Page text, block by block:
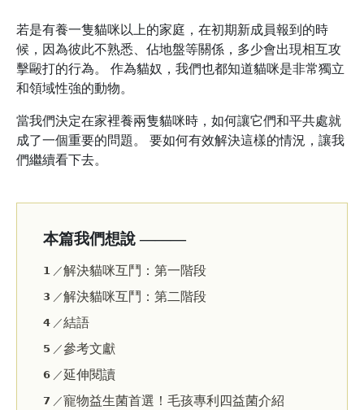
若是有養一隻貓咪以上的家庭，在初期新成員報到的時
候，因為彼此不熟悉、佔地盤等關係，多少會出現相互攻
擊毆打的行為。 作為貓奴，我們也都知道貓咪是非常獨立
和領域性強的動物。
當我們決定在家裡養兩隻貓咪時，如何讓它們和平共處就
成了一個重要的問題。 要如何有效解決這樣的情況，讓我
們繼續看下去。
本篇我們想說 ———
𝟭 ／解決貓咪互鬥：第一階段
𝟯 ／解決貓咪互鬥：第二階段
𝟰 ／結語
𝟱 ／參考文獻
𝟲 ／延伸閱讀
𝟳 ／寵物益生菌首選！毛孩專利四益菌介紹